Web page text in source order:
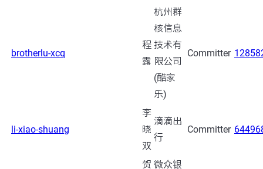
brotherlu-xcq
程
露
杭州群
核信息
技术有
限公司
(酷家
乐)
Committer
li-xiao-shuang
李
晓
双
滴滴出
行
Committer
贺 微众银